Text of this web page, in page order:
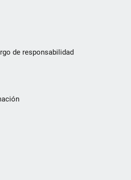
de responsabilidad